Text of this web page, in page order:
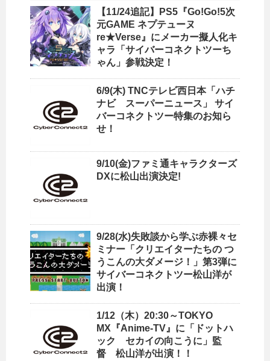
【11/24追記】PS5『Go!Go!5次
元GAME ネプテューヌ
re★Verse』にメーカー擬人化キ
ャラ「サイバーコネクトツーち
ゃん」参戦決定！
6/9(木) TNCテレビ西日本「ハチ
ナビ スーパーニュース」 サイ
バーコネクトツー特集のお知ら
せ！
9/10(金)ファミ通キャラクターズ
DXに松山出演決定!
9/28(水)失敗談から学ぶ赤裸々セ
ミナー「クリエイターたちの つ
うこんの大ダメージ！」第3弾に
サイバーコネクトツー松山洋が
出演！
1/12（木）20:30～TOKYO
MX『Anime-TV』に「ドットハ
ック セカイの向こうに」監
督 松山洋が出演！！